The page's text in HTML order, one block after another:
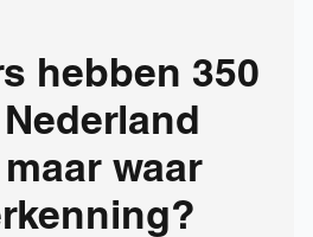
hebben 350
waar